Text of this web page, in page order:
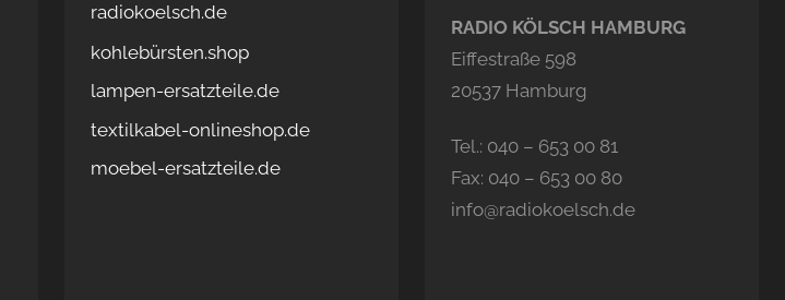
radiokoelsch.de
kohlebürsten.shop
lampen-ersatzteile.de
textilkabel-onlineshop.de
moebel-ersatzteile.de
RADIO KÖLSCH HAMBURG
Eiffestraße 598
20537 Hamburg
Tel.: 040 – 653 00 81
Fax: 040 – 653 00 80
info@radiokoelsch.de